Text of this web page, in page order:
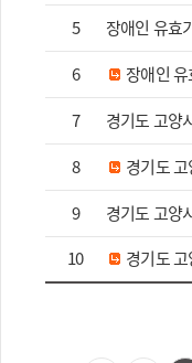
5
장애인 유효
6
장애인
7
경기도 고양
8
경기도
9
10
경기도 고양